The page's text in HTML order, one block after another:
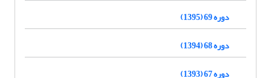
دوره 69 (1395)
دوره 68 (1394)
دوره 67 (1393)